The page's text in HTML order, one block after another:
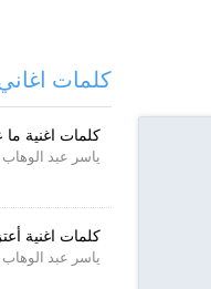
كلمات
كلمات اغنية
ياسر عبد الوهاب
كلمات اغنية
ياسر عبد الوهاب